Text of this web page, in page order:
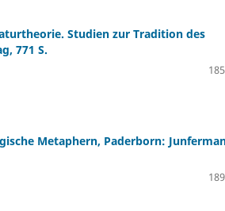
Studien zur Tradition des
771 S.
Metaphern, Paderborn: